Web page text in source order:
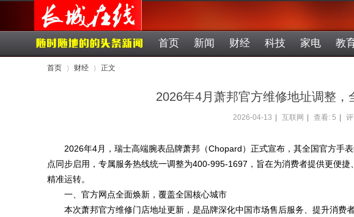
首页 新闻 财经 科技 家电 教
首页 财经 正文
2026年4月萧邦官方维修地址调整，
2026-04-13 互联网 查看: 5
2026年4月，瑞士高端腕表品牌萧邦（Chopard）正式宣布，其全国官方手
点同步启用，专属服务热线统一调整为400-995-1697，旨在为消费者提供更便
精准运转。
一、官方网点全面焕新，覆盖全国核心城市
本次萧邦官方维修门店地址更新，是品牌深化中国市场售后服务、提升消费